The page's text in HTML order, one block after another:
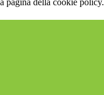
pagina della cookie policy.